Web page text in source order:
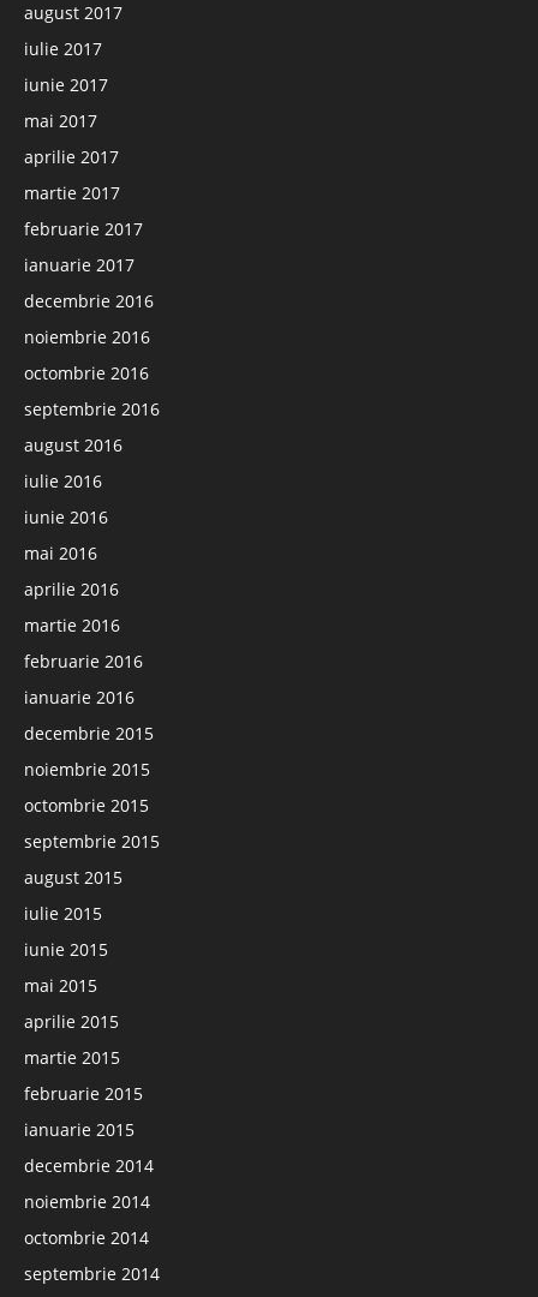
august 2017
iulie 2017
iunie 2017
mai 2017
aprilie 2017
martie 2017
februarie 2017
ianuarie 2017
decembrie 2016
noiembrie 2016
octombrie 2016
septembrie 2016
august 2016
iulie 2016
iunie 2016
mai 2016
aprilie 2016
martie 2016
februarie 2016
ianuarie 2016
decembrie 2015
noiembrie 2015
octombrie 2015
septembrie 2015
august 2015
iulie 2015
iunie 2015
mai 2015
aprilie 2015
martie 2015
februarie 2015
ianuarie 2015
decembrie 2014
noiembrie 2014
octombrie 2014
septembrie 2014